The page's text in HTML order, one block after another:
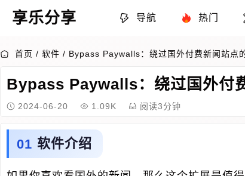
享乐分享 导航 热门
首页 / 软件 / Bypass Paywalls：绕过国外付费新闻站点
Bypass Paywalls：绕过国外付
2024-06-20 1.09K 阅读3分钟
软件介绍